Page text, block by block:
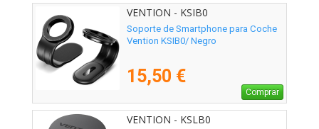
VENTION - KSIB0
Soporte de Smartphone para Coche
Vention KSIB0/ Negro
15,50 €
Comprar
VENTION - KSLB0